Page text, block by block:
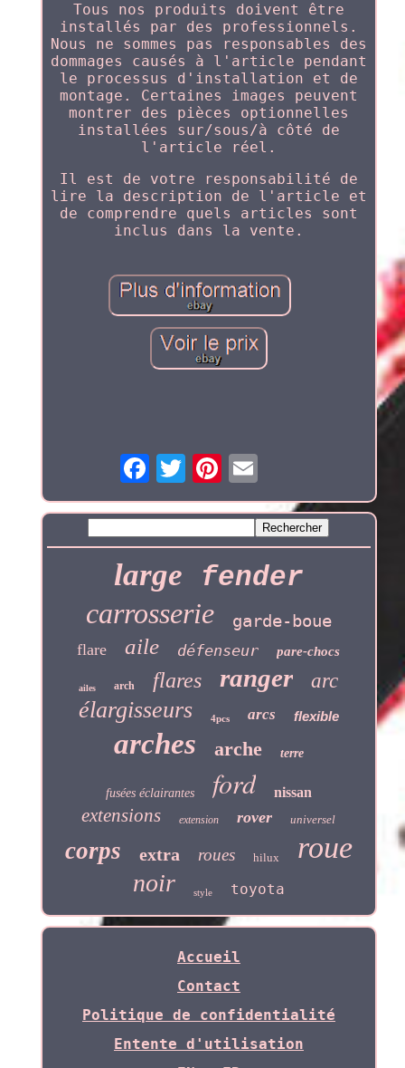
Tous nos produits doivent être
installés par des professionnels.
Nous ne sommes pas responsables des
dommages causés à l'article pendant
le processus d'installation et de
montage. Certaines images peuvent
montrer des pièces optionnelles
installées sur/sous/à côté de
l'article réel.
Il est de votre responsabilité de
lire la description de l'article et
de comprendre quels articles sont
inclus dans la vente.
large fender
carrosserie garde-boue
flare aile défenseur pare-chocs
ailes arch flares ranger arc
élargisseurs 4pcs arcs flexible
arches arche terre
fusées éclairantes ford nissan
extensions extension rover universel
corps extra roues hilux roue
noir style toyota
Accueil
Contact
Politique de confidentialité
Entente d'utilisation